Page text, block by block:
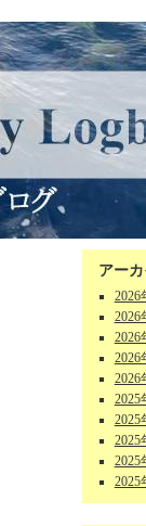
アー
2026
2026
2026
2026
2026
2025
2025
2025
2025
2025